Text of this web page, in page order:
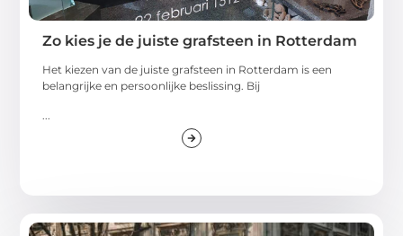
Zo kies je de juiste grafsteen in Rotterdam
Het kiezen van de juiste grafsteen in Rotterdam is een
belangrijke en persoonlijke beslissing. Bij